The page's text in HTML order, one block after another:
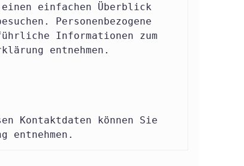
einfachen Überblick
Personenbezogene
Informationen zum
entnehmen.
Kontaktdaten können Sie